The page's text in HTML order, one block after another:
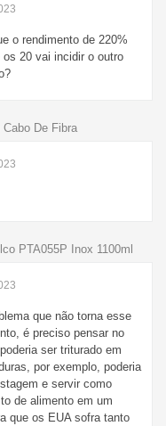
o rendimento de 220%
20 vai incidir o outro
De Fibra
PTA055P Inox 1100ml
que não torna esse
é preciso pensar no
ser triturado em
por exemplo, poderia
e servir como
de alimento em um
que os EUA sofra tanto